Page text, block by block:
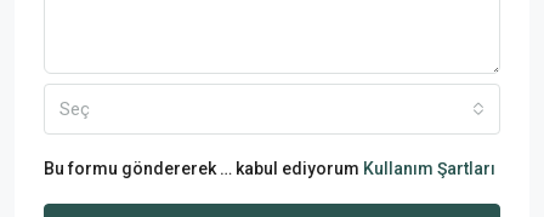
Seç
Bu formu göndererek … kabul ediyorum Kullanım Şartları